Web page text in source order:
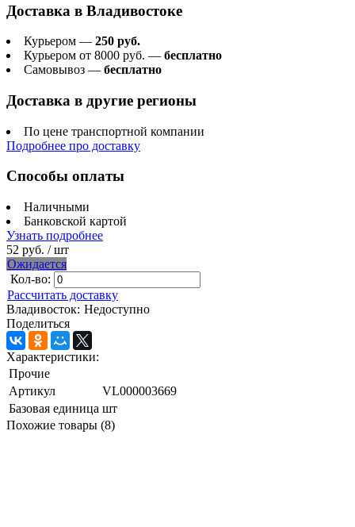
Доставка в Владивостоке
Курьером — 250 руб.
Курьером от 8000 руб. — бесплатно
Самовывоз — бесплатно
Доставка в другие регионы
По цене транспортной компании
Подробнее про доставку
Способы оплаты
Наличными
Банковской картой
Узнать подробнее
52 руб. / шт
Ожидается
Кол-во:
Рассчитать доставку
Владивосток: Недоступно
Поделиться
Характеристики:
Прочие
Артикул
VL000003669
Базовая единица шт
Похожие товары (8)